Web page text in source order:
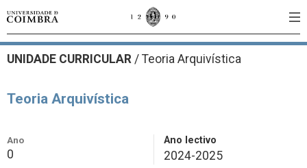
UNIDADE CURRICULAR / Teoria Arquivística
Teoria Arquivística
Ano
0
Ano lectivo
2024-2025